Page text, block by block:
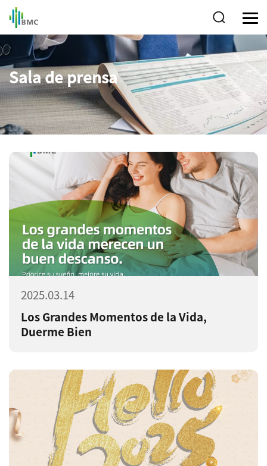
Sala de prensa
2025.03.14
Los Grandes Momentos de la Vida,
Duerme Bien